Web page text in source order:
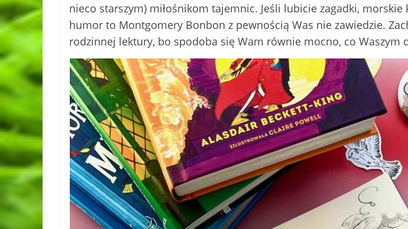
nieco starszym) miłośnikom tajemnic. Jeśli lubicie zagadki,
humor to Montgomery Bonbon z pewnością Was nie zawiedzie.
rodzinnej lektury, bo spodoba się Wam równie mocno, co Waszym